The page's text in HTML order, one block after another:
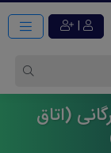
|
(اتاق